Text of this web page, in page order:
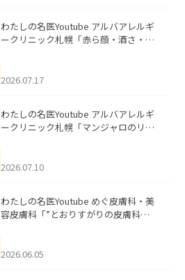
わたしの名医Youtube アルバアレルギ
ークリニック札幌「赤ら顔・酒さ・ニ
した。
2026.07.17
わたしの名医Youtube アルバアレルギ
ークリニック札幌「マンジャロのリア
た。
2026.07.10
わたしの名医Youtube めぐ皮膚科・美
容皮膚科「”とおりすがりの皮膚科
2026.06.05